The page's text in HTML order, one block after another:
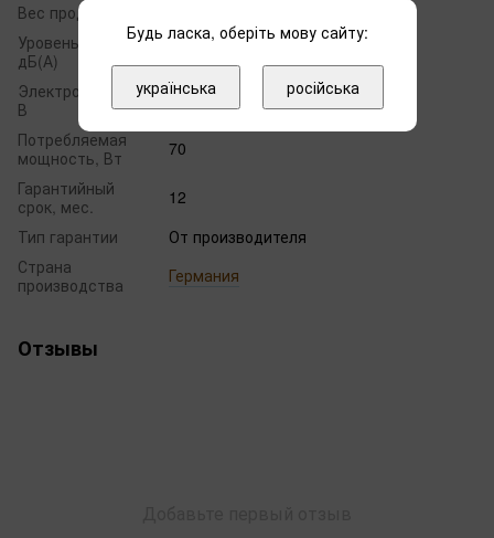
Вес продукта, кг
Уровень шума,
дБ(А)
Электропитание,
В
15
Потребляемая
мощность, Вт
70
Гарантийный
срок, мес.
12
Тип гарантии
От производителя
Страна
производства
Германия
Отзывы
Будь ласка, оберіть мову сайту:
українська російська